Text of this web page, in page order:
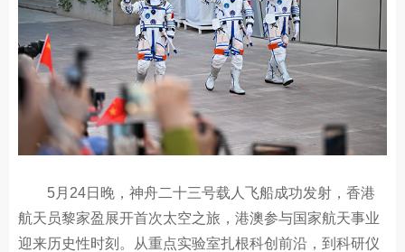
5月24日晚，神舟二十三号载人飞船成功发射，香港
航天员黎家盈展开首次太空之旅，港澳参与国家航天事业
迎来历史性时刻。从重点实验室扎根科创前沿，到科研仪